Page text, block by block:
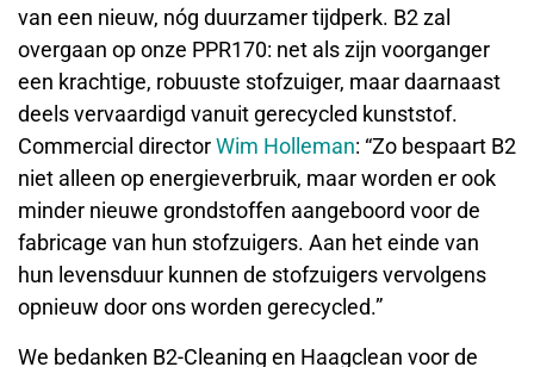
van een nieuw, nóg duurzamer tijdperk. B2 zal
overgaan op onze PPR170: net als zijn voorganger
een krachtige, robuuste stofzuiger, maar daarnaast
deels vervaardigd vanuit gerecycled kunststof.
Commercial directorWim Holleman: “Zo bespaart B2
niet alleen op energieverbruik, maar worden er ook
minder nieuwe grondstoffen aangeboord voor de
fabricage van hun stofzuigers. Aan het einde van
hun levensduur kunnen de stofzuigers vervolgens
opnieuw door ons worden gerecycled.”
We bedanken B2-Cleaning en Haagclean voor de